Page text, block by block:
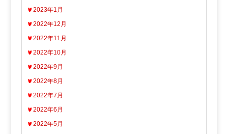
2023年1月
2022年12月
2022年11月
2022年10月
2022年9月
2022年8月
2022年7月
2022年6月
2022年5月